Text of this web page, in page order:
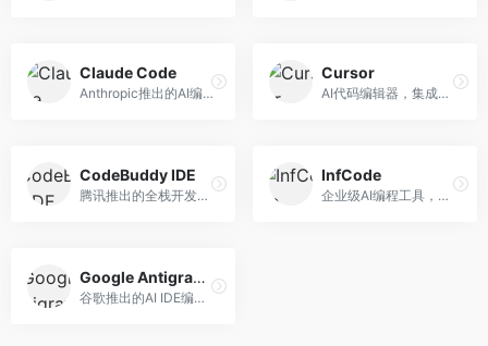
Claude Code
Anthropic推出的AI编程工具，基于Claude模型。面向开发者，提供代码生成、代码审查、调试辅助等服务，代码质量高，推理能力强。
Cursor
AI代码编辑器，集成GPT-4模型，专注于智能编程辅助。面向开发者，提供代码生成、代码解释、错误修复等服务，编程体验流畅，开发效率高。
CodeBuddy IDE
腾讯推出的全栈开发AI IDE，整合腾讯云服务。面向开发者，提供代码生成、调试辅助、部署服务等功能，与腾讯云生态深度整合。
InfCode
企业级AI编程工具，专注于团队协作开发。面向企业开发团队，提供代码生成、代码审查、团队协作等服务，企业级功能完善。
Google Antigravity
谷歌推出的AI IDE编程智能体，整合Google Cloud服务。面向谷歌生态开发者，提供智能编程辅助、云服务集成等功能。